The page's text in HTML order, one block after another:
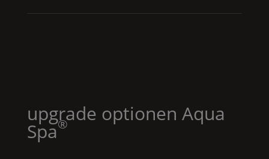
upgrade optionen Aqua
Spa®